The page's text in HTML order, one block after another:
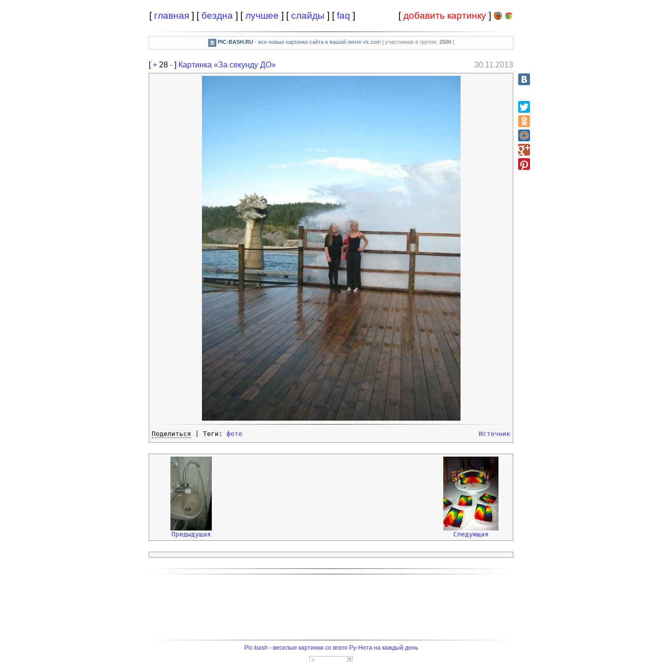
[ главная ] [ бездна ] [лучшее ] [слайды ] [faq ] [добавить картинку ]
PIC-BASH.RU- все новые картинки сайта в вашей ленте vk.com [ участников в группе: 2500]
[+ 28 - ] Картинка «За секунду ДО» 30.11.2013
Источник
Поделиться | Теги: фото
Предыдущая Следующая
Pic-bash - веселые картинки со всего Ру-Нета на каждый день